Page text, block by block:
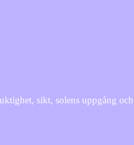
sikt, solens uppgång